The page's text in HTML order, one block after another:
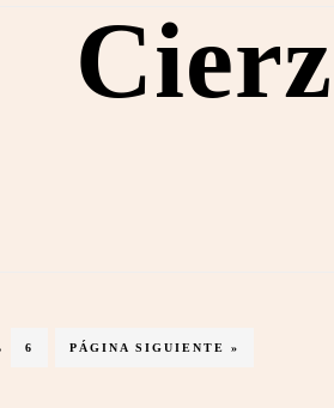
PÁGINA
6
IR
PÁGINA SIGUIENTE »